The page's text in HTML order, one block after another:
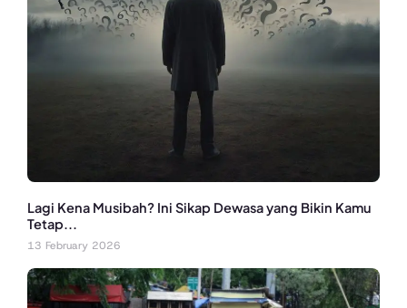
Lagi Kena Musibah? Ini Sikap Dewasa yang Bikin Kamu
Tetap...
13 February 2026